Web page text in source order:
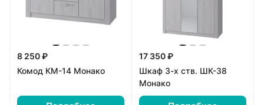
8 250 ₽
Комод КМ-14 Монако
17 350 ₽
Шкаф 3-х ств. ШК-38
Монако